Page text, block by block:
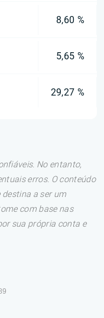
8,60 %
5,65 %
29,27 %
No entanto,
erros. O conteúdo
a ser um
com base nas
sua própria conta e